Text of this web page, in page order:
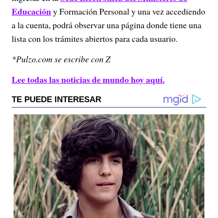
Educacióny Formación Personal y una vez accediendo
a la cuenta, podrá observar una página donde tiene una
lista con los trámites abiertos para cada usuario.
*Pulzo.com se escribe con Z
Lee todas las noticias de mundo hoy aquí.